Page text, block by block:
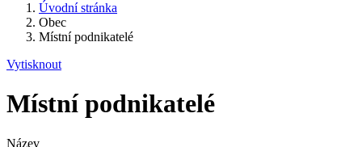
Úvodní stránka
Obec
Místní podnikatelé
Vytisknout
Místní podnikatelé
Název